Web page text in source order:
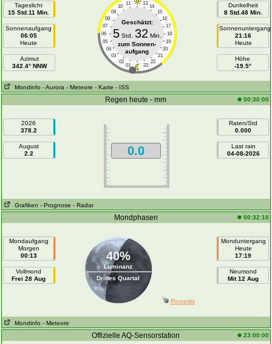
Tageslicht
15 Std.11 Min.
Sonnenaufgang
06:05
Heute
Azimut
342.4° NNW
11 13
10
14
09
15
08
16
07
17
06
18
05
19
04
20
03
21
02
22
01 23
Geschätzt:
5Std. 32 Min.
zum Sonnen-
aufgang
Dunkelheit
8 Std.48 Min.
Sonnenuntergang
21:16
Heute
Höhe
-19.5°
Mondinfo - Aurora - Meteore - Karte - ISS
Regen heute - mm 00:30:00
2026
378.2
August
2.2
0.0
Raten/Std
0.000
Last rain
04-08-2026
Grafiken - Prognose - Radar
Mondphasen 00:32:10
Mondaufgang
Morgen
00:13
Vollmond
Frei 28 Aug
40%
Luminanz
Drittes Quartal
Monduntergang
Heute
17:19
Neumond
Mit 12 Aug
Perseids
Mondinfo - Meteore
Offizielle AQ-Sensorstation 23:00:00